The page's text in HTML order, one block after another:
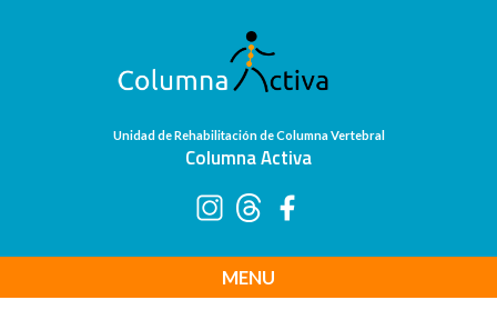
Unidad de Rehabilitación de Columna Vertebral
Columna Activa
MENU